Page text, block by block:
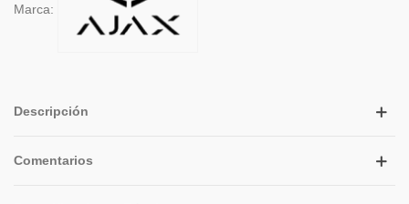
Marca:
Descripción
Comentarios